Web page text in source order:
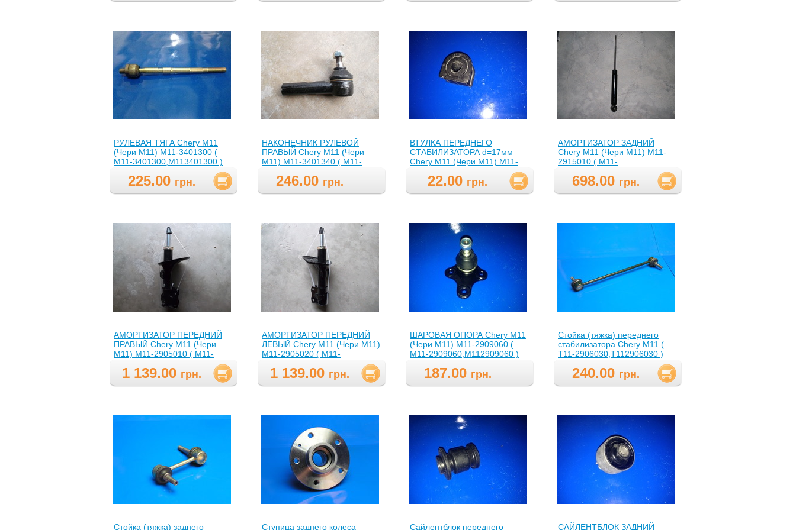
РУЛЕВАЯ ТЯГА Chery M11
(Чери М11) М11-3401300 (
M11-3401300,M113401300 )
225.00 грн.
НАКОНЕЧНИК РУЛЕВОЙ
ПРАВЫЙ Chery M11 (Чери
М11) М11-3401340 ( M11-
246.00 грн.
ВТУЛКА ПЕРЕДНЕГО
СТАБИЛИЗАТОРА d=17мм
Chery M11 (Чери М11) M11-
2906013,M112906013 )
22.00 грн.
АМОРТИЗАТОР ЗАДНИЙ
Chery M11 (Чери М11) М11-
2915010 ( M11-
698.00 грн.
АМОРТИЗАТОР ПЕРЕДНИЙ
ПРАВЫЙ Chery M11 (Чери
М11) М11-2905010 ( M11-
1 139.00 грн.
АМОРТИЗАТОР ПЕРЕДНИЙ
ЛЕВЫЙ Chery M11 (Чери М11)
М11-2905020 ( M11-
1 139.00 грн.
ШАРОВАЯ ОПОРА Chery M11
(Чери М11) М11-2909060 (
M11-2909060,M112909060 )
187.00 грн.
Стойка (тяжка) переднего
стабилизатора Chery M11 (
T11-2906030,T112906030 )
240.00 грн.
Стойка (тяжка) заднего
Ступица заднего колеса
Сайлентблок переднего
САЙЛЕНТБЛОК ЗАДНИЙ